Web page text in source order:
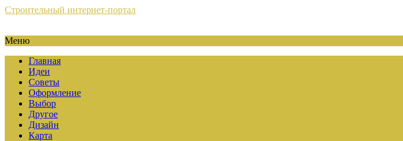
Строительный интернет-портал
Меню
Главная
Идеи
Советы
Оформление
Выбор
Другое
Дизайн
Карта